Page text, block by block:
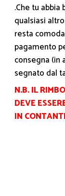
.Che tu
qualsiasi
resta
pagamento
consegna (in
segnato dal
N.B. IL
DEVE
IN